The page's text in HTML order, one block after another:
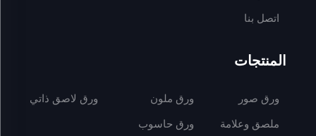
اتصل بنا
المنتجات
ورق صور
ملصق وعلامة
ورق ملون
ورق حاسوب
ورق لاصق ذاتي